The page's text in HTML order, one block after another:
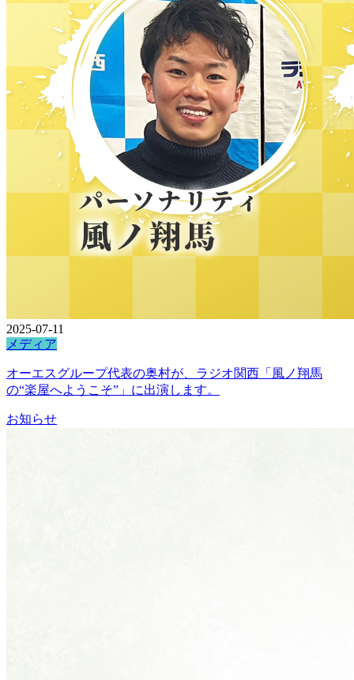
2025-07-11
メディア
オーエスグループ代表の奥村が、ラジオ関西「風ノ翔馬
の“楽屋へようこそ”」に出演します。
お知らせ